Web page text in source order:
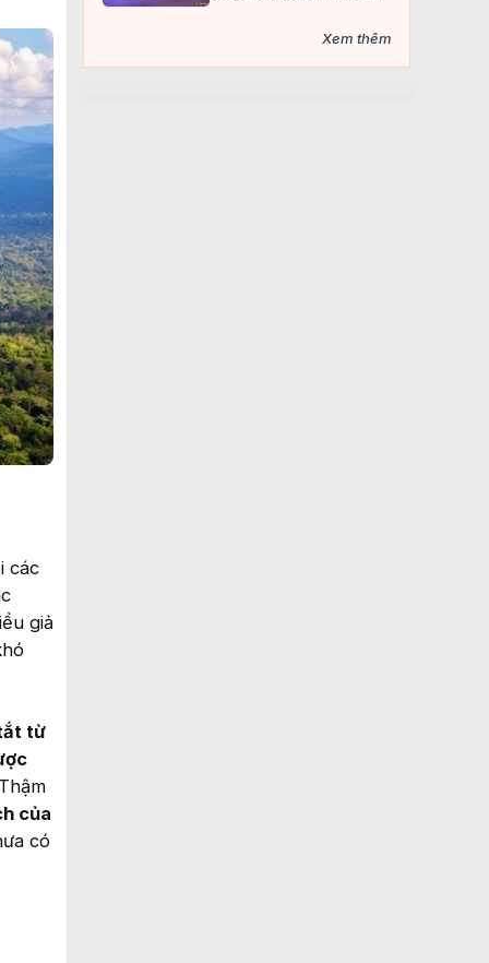
các
giả
từ
của
có
Xem thêm